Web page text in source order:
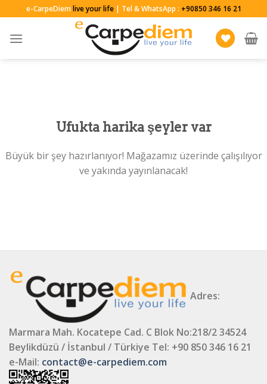
to
content
e-CarpeDiemlive your life| Tel & WhatsApp : +90850 346 16 21
Ufukta harika şeyler var
Büyük bir şey hazırlanıyor! Mağazamız üzerinde çalışılıyor
ve yakında yayınlanacak!
Adres:
Marmara Mah. Kocatepe Cad. C Blok No:218/2 34524
Beylikdüzü / İstanbul / Türkiye Tel: +90 850 346 16 21
e-Mail: contact@e-carpediem.com